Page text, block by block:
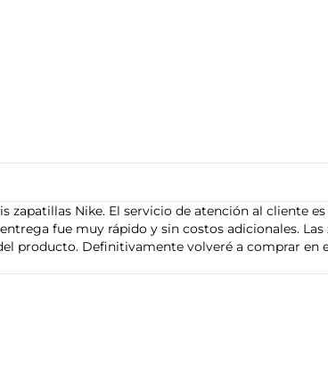
Nike. El servicio de atención al cliente
fue muy rápido y sin costos adicionales. Las
producto. Definitivamente volveré a comprar en